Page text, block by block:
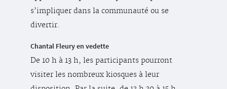
s’impliquer dans la communauté ou se
divertir.
Chantal Fleury en vedette
De 10 h à 13 h, les participants pourront
visiter les nombreux kiosques à leur